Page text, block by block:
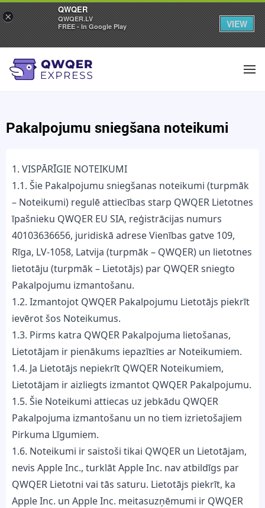
Pakalpojumu sniegšana noteikumi
1. VISPĀRĪGIE NOTEIKUMI
1.1. Šie Pakalpojumu sniegšanas noteikumi (turpmāk
– Noteikumi) regulē attiecības starp QWQER Lietotnes
īpašnieku QWQER EU SIA, reģistrācijas numurs
40103636656, juridiskā adrese Vienības gatve 109,
Rīga, LV-1058, Latvija (turpmāk – QWQER) un lietotnes
lietotāju (turpmāk – Lietotājs) par QWQER sniegto
Pakalpojumu izmantošanu.
1.2. Izmantojot QWQER Pakalpojumu Lietotājs piekrīt
ievērot šos Noteikumus.
1.3. Pirms katra QWQER Pakalpojuma lietošanas,
Lietotājam ir pienākums iepazīties ar Noteikumiem.
1.4. Ja Lietotājs nepiekrīt QWQER Noteikumiem,
Lietotājam ir aizliegts izmantot QWQER Pakalpojumu.
1.5. Šie Noteikumi attiecas uz jebkādu QWQER
Pakalpojuma izmantošanu un no tiem izrietošajiem
Pirkuma Līgumiem.
1.6. Noteikumi ir saistoši tikai QWQER un Lietotājam,
nevis Apple Inc., turklāt Apple Inc. nav atbildīgs par
QWQER Lietotni vai tās saturu. Lietotājs piekrīt, ka
Apple Inc. un Apple Inc. meitasuzņēmumi ir QWQER
×
QWQER
QWQER.LV
FREE - In Google Play
VIEW